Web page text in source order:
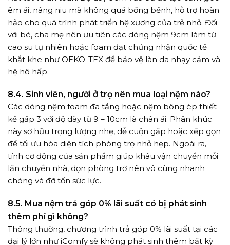
êm ái, nâng niu mà không quá bồng bềnh, hỗ trợ hoàn
hảo cho quá trình phát triển hệ xương của trẻ nhỏ. Đối
với bé, cha mẹ nên ưu tiên các dòng nệm 9cm làm từ
cao su tự nhiên hoặc foam đạt chứng nhận quốc tế
khắt khe như OEKO-TEX để bảo vệ làn da nhạy cảm và
hệ hô hấp.
8.4. Sinh viên, người ở trọ nên mua loại nệm nào?
Các dòng nệm foam đa tầng hoặc nệm bông ép thiết
kế gấp 3 với độ dày từ 9 – 10cm là chân ái. Phân khúc
này sở hữu trọng lượng nhẹ, dễ cuộn gấp hoặc xếp gọn
để tối ưu hóa diện tích phòng trọ nhỏ hẹp. Ngoài ra,
tính cơ động của sản phẩm giúp khâu vận chuyển mỗi
lần chuyển nhà, dọn phòng trở nên vô cùng nhanh
chóng và đỡ tốn sức lực.
8.5. Mua nệm trả góp 0% lãi suất có bị phát sinh
thêm phí gì không?
Thông thường, chương trình trả góp 0% lãi suất tại các
đại lý lớn như iComfy sẽ không phát sinh thêm bất kỳ